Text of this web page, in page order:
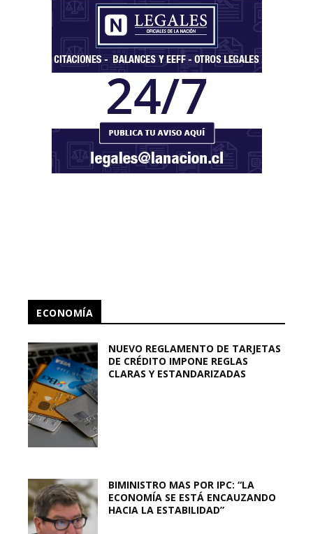
ECONOMÍA
NUEVO REGLAMENTO DE TARJETAS
DE CRÉDITO IMPONE REGLAS
CLARAS Y ESTANDARIZADAS
BIMINISTRO MAS POR IPC: “LA
ECONOMÍA SE ESTÁ ENCAUZANDO
HACIA LA ESTABILIDAD”